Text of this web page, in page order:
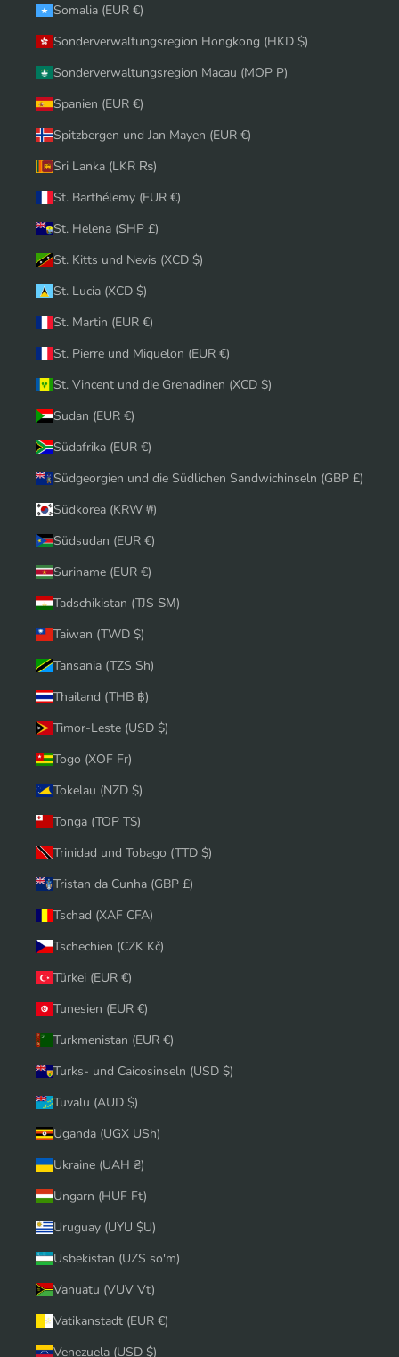
Somalia (EUR €)
Sonderverwaltungsregion Hongkong (HKD $)
Sonderverwaltungsregion Macau (MOP P)
Spanien (EUR €)
Spitzbergen und Jan Mayen (EUR €)
Sri Lanka (LKR ₨)
St. Barthélemy (EUR €)
St. Helena (SHP £)
St. Kitts und Nevis (XCD $)
St. Lucia (XCD $)
St. Martin (EUR €)
St. Pierre und Miquelon (EUR €)
St. Vincent und die Grenadinen (XCD $)
Sudan (EUR €)
Südafrika (EUR €)
Südgeorgien und die Südlichen Sandwichinseln (GBP £)
Südkorea (KRW ₩)
Südsudan (EUR €)
Suriname (EUR €)
Tadschikistan (TJS ЅМ)
Taiwan (TWD $)
Tansania (TZS Sh)
Thailand (THB ฿)
Timor-Leste (USD $)
Togo (XOF Fr)
Tokelau (NZD $)
Tonga (TOP T$)
Trinidad und Tobago (TTD $)
Tristan da Cunha (GBP £)
Tschad (XAF CFA)
Tschechien (CZK Kč)
Türkei (EUR €)
Tunesien (EUR €)
Turkmenistan (EUR €)
Turks- und Caicosinseln (USD $)
Tuvalu (AUD $)
Uganda (UGX USh)
Ukraine (UAH ₴)
Ungarn (HUF Ft)
Uruguay (UYU $U)
Usbekistan (UZS so'm)
Vanuatu (VUV Vt)
Vatikanstadt (EUR €)
Venezuela (USD $)